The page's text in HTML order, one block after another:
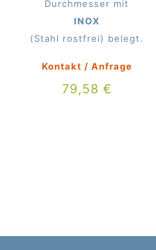
Durchmesser mit
INOX
(Stahl rostfrei) belegt.
Kontakt / Anfrage
79,58 €